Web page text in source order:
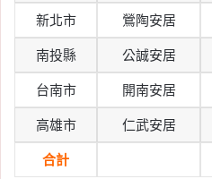
新北市 鶯陶安居
南投縣 公誠安居
台南市 開南安居
高雄市 仁武安居
合計